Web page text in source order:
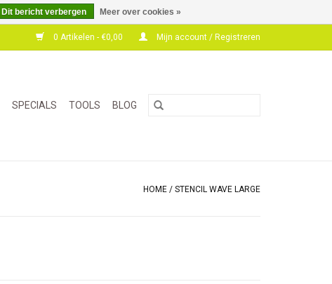
0 Artikelen - €0,00 Mijn account / Registreren
SPECIALS TOOLS BLOG
HOME / STENCIL WAVE LARGE
Dit bericht verbergen Meer over cookies »